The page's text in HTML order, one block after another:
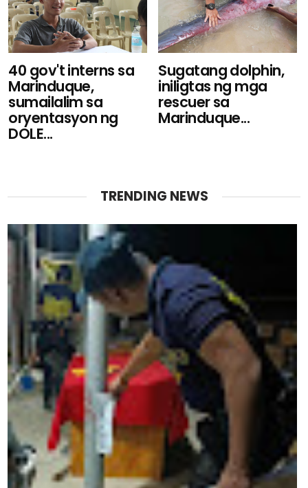
40 gov't interns sa
Marinduque,
sumailalim sa
oryentasyon ng
DOLE...
Sugatang dolphin,
iniligtas ng mga
rescuer sa
Marinduque...
TRENDING NEWS